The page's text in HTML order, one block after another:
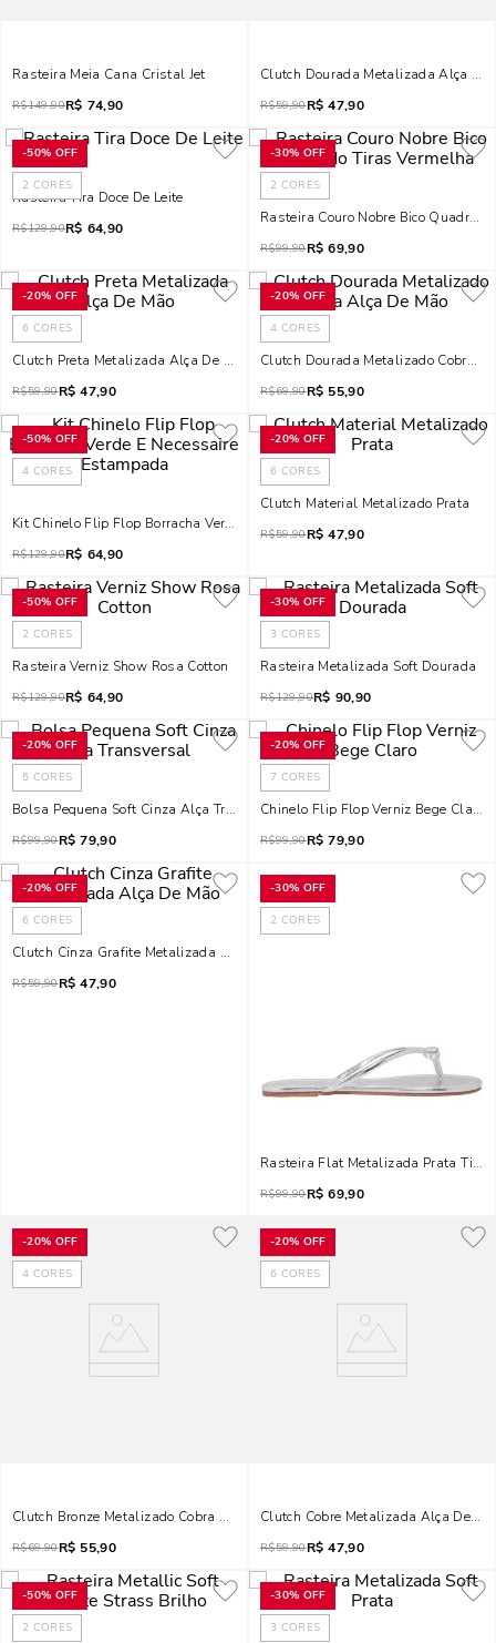
Rasteira Meia Cana Cristal Jet
R$149,90R$ 74,90
Clutch Dourada Metalizada Alça De
R$59,90R$ 47,90
-50% OFF
2 CORES
Rasteira Tira Doce De Leite
R$129,90R$ 64,90
-30% OFF
2 CORES
Rasteira Couro Nobre Bico
R$99,90R$ 69,90
-20% OFF
6 CORES
Clutch Preta Metalizada Alça De Mão
R$59,90R$ 47,90
-20% OFF
4 CORES
Clutch Dourada Metalizado Cobra
R$69,90R$ 55,90
-50% OFF
4 CORES
Kit Chinelo Flip Flop Borracha Verde E Necessaire Estampada
R$129,90R$ 64,90
-20% OFF
6 CORES
Clutch Material Metalizado Prata
R$59,90R$ 47,90
-50% OFF
2 CORES
Rasteira Verniz Show Rosa Cotton
R$129,90R$ 64,90
-30% OFF
3 CORES
Rasteira Metalizada Soft Dourada
R$129,90R$ 90,90
-20% OFF
5 CORES
Bolsa Pequena Soft Cinza Alça Transversal
R$99,90R$ 79,90
-20% OFF
7 CORES
Chinelo Flip Flop Verniz Bege Claro
R$99,90R$ 79,90
-20% OFF
6 CORES
Clutch Cinza Grafite Metalizada Alça De Mão
R$59,90R$ 47,90
-30% OFF
2 CORES
Rasteira Flat Metalizada Prata Tiras
R$99,90R$ 69,90
-20% OFF
4 CORES
Clutch Bronze Metalizado Cobra Alça De Mão
R$69,90R$ 55,90
-20% OFF
6 CORES
Clutch Cobre Metalizada Alça De
R$59,90R$ 47,90
-50% OFF
2 CORES
-30% OFF
3 CORES